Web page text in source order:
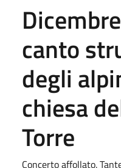
canto
degli
chiesa
Torre
Concerto affollato.